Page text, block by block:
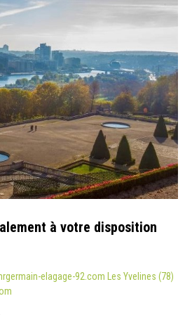
à votre disposition
elagage-92.com Les Yvelines (78)